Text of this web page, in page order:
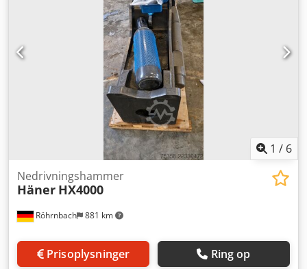
1 / 6
Röhrnbach 881 km
Nedrivningshammer
Häner HX4000
Prisoplysninger Ring op